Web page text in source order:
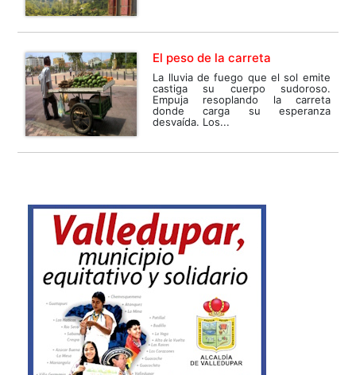
El peso de la carreta
La lluvia de fuego que el sol emite
castiga su cuerpo sudoroso.
Empuja resoplando la carreta
donde carga su esperanza
desvaída. Los...